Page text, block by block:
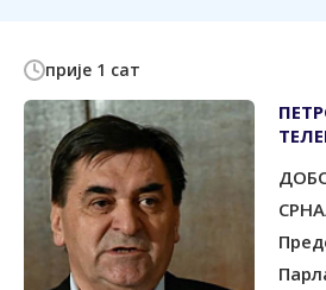
прије 1 сат